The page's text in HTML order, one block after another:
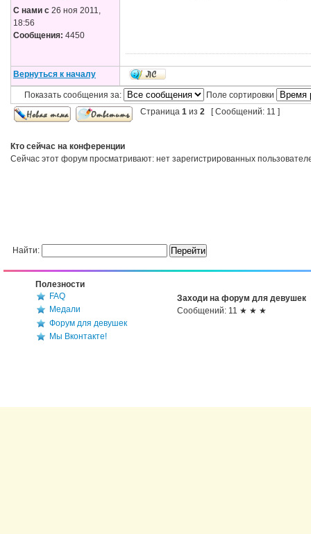
С нами с 26 ноя 2011,
18:56
Сообщения: 4450
Вернуться к началу
Показать сообщения за:
Поле сортировки
Страница 1 из 2 [ Сообщений: 11 ]
Кто сейчас на конференции
Сейчас этот форум просматривают: нет зарегистрированных
Найти:
Полезности
FAQ
Медали
Форум для девушек
Мы Вконтакте!
Заходи на форум для девушек
Сообщений: 11 ★ ★ ★